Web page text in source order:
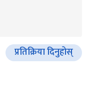
प्रतिक्रिया दिनुहोस्